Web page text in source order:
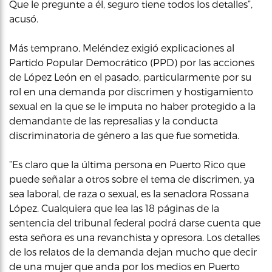
Que le pregunte a él, seguro tiene todos los detalles”,
acusó.
Más temprano, Meléndez exigió explicaciones al
Partido Popular Democrático (PPD) por las acciones
de López León en el pasado, particularmente por su
rol en una demanda por discrimen y hostigamiento
sexual en la que se le imputa no haber protegido a la
demandante de las represalias y la conducta
discriminatoria de género a las que fue sometida.
“Es claro que la última persona en Puerto Rico que
puede señalar a otros sobre el tema de discrimen, ya
sea laboral, de raza o sexual, es la senadora Rossana
López. Cualquiera que lea las 18 páginas de la
sentencia del tribunal federal podrá darse cuenta que
esta señora es una revanchista y opresora. Los detalles
de los relatos de la demanda dejan mucho que decir
de una mujer que anda por los medios en Puerto